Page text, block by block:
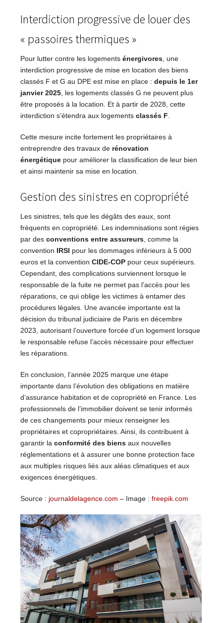
Interdiction progressive de louer des
« passoires thermiques »
Pour lutter contre les logementsénergivores, une
interdiction progressive de mise en location des biens
classés F et G au DPE est mise en place : depuis le 1er
janvier2025, les logements classés G ne peuvent plus
être proposés à la location. Et à partir de 2028, cette
interdiction s’étendra aux logementsclassés F
Cette mesure incite fortement les propriétaires à
entreprendre des travaux de rénovation
énergétiquepour améliorer la classification de leur bien
et ainsi maintenir sa mise en location.
Gestion des sinistres en copropriété
Les sinistres, tels que les dégâts des eaux, sont
fréquents en copropriété. Les indemnisations sont régies
par des conventions entre assureurs, comme la
convention IRSI pour les dommages inférieurs à 5 000
euros et la convention CIDE-COPpour ceux supérieurs.
Cependant, des complications surviennent lorsque le
responsable de la fuite ne permet pas l’accès pour les
réparations, ce qui oblige les victimes à entamer des
procédures légales. Une avancée importante est la
décision du tribunal judiciaire de Paris en décembre
2023, autorisant l’ouverture forcée d’un logement lorsque
le responsable refuse l’accès nécessaire pour effectuer
les réparations.
En conclusion, l’année 2025 marque une étape
importante dans l’évolution des obligations en matière
d’assurance habitation et de copropriété en France. Les
professionnels de l’immobilier doivent se tenir informés
de ces changements pour mieux renseigner les
propriétaires et copropriétaires. Ainsi, ils contribuent à
garantir la conformité des biensaux nouvelles
réglementations et à assurer une bonne protection face
aux multiples risques liés aux aléas climatiques et aux
exigences énergétiques.
Source : journaldelagence.com – Image : freepik.com